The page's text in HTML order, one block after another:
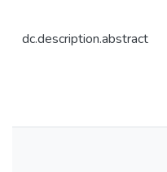
dc.description.abstract